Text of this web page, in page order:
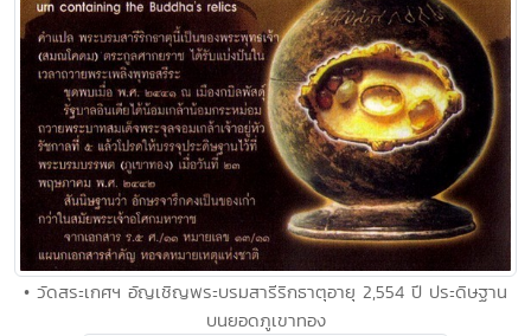
• วัดสระเกศฯ อัญเชิญพระบรมสารีริกธาตุอายุ 2,554 ปี ประดิษฐาน
บนยอดภูเขาทอง